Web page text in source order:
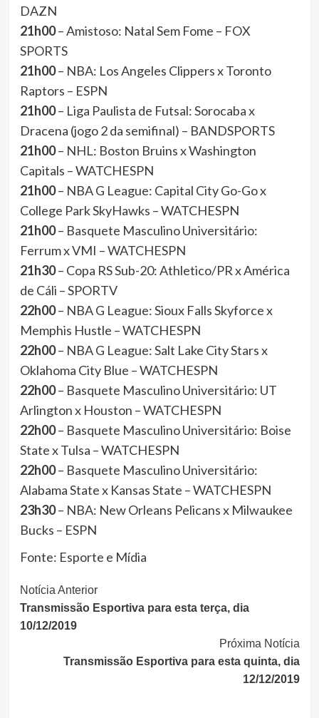
DAZN
21h00– Amistoso: Natal Sem Fome – FOX
SPORTS
21h00– NBA: Los Angeles Clippers x Toronto
Raptors – ESPN
21h00– Liga Paulista de Futsal: Sorocaba x
Dracena (jogo 2 da semifinal) – BANDSPORTS
21h00– NHL: Boston Bruins x Washington
Capitals – WATCHESPN
21h00– NBA G League: Capital City Go-Go x
College Park SkyHawks – WATCHESPN
21h00– Basquete Masculino Universitário:
Ferrum x VMI – WATCHESPN
21h30– Copa RS Sub-20: Athletico/PR x América
de Cáli – SPORTV
22h00– NBA G League: Sioux Falls Skyforce x
Memphis Hustle – WATCHESPN
22h00– NBA G League: Salt Lake City Stars x
Oklahoma City Blue – WATCHESPN
22h00– Basquete Masculino Universitário: UT
Arlington x Houston – WATCHESPN
22h00– Basquete Masculino Universitário: Boise
State x Tulsa – WATCHESPN
22h00– Basquete Masculino Universitário:
Alabama State x Kansas State – WATCHESPN
23h30– NBA: New Orleans Pelicans x Milwaukee
Bucks – ESPN
Fonte: Esporte e Mídia
Continue
Lendo
Notícia Anterior
Transmissão Esportiva para esta terça, dia
10/12/2019
Próxima Notícia
Transmissão Esportiva para esta quinta, dia
12/12/2019